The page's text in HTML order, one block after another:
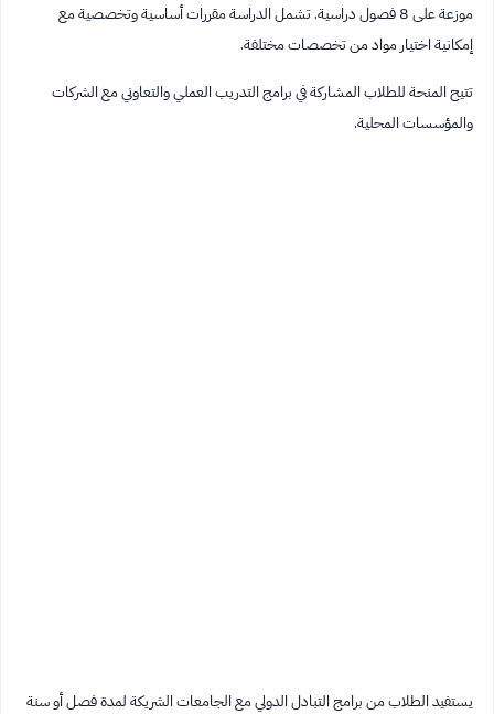
موزعة على 8 فصول دراسية. تشمل الدراسة مقررات أساسية وتخصصية مع
إمكانية اختيار مواد من تخصصات مختلفة.
تتيح المنحة للطلاب المشاركة في برامج التدريب العملي والتعاوني مع الشركات
والمؤسسات المحلية.
يستفيد الطلاب من برامج التبادل الدولي مع الجامعات الشريكة لمدة فصل أو سنة